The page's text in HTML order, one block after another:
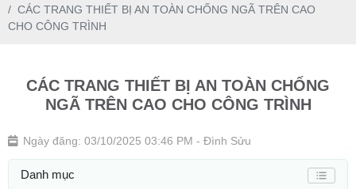
CÁC TRANG THIẾT BỊ AN TOÀN CHỐNG NGÃ TRÊN CAO
CHO CÔNG TRÌNH
CÁC TRANG THIẾT BỊ AN TOÀN CHỐNG
NGÃ TRÊN CAO CHO CÔNG TRÌNH
Ngày đăng: 03/10/2025 03:46 PM - Đình Sửu
Danh mục